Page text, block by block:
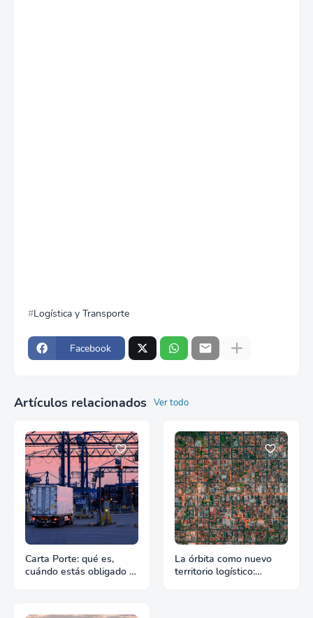
Logística y Transporte
Facebook
Artículos relacionados Ver todo
Carta Porte: qué es,
cuándo estás obligado y
La órbita como nuevo
territorio logístico: